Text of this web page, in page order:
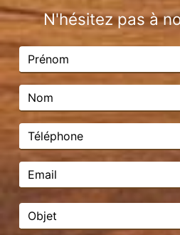
N'hésitez pas à